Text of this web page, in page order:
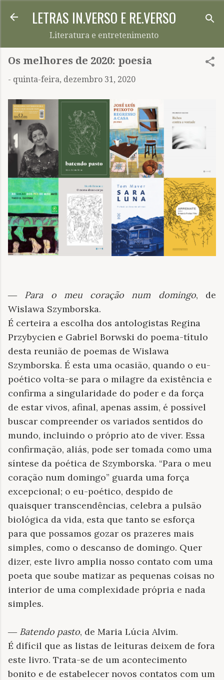
Pular para o conteúdo principal
LETRAS IN.VERSO E RE.VERSO
Literatura e entretenimento
Os melhores de 2020: poesia
- quinta-feira, dezembro 31, 2020
― Para o meu coração num domingo, de
Wislawa Szymborska.
É certeira a escolha dos antologistas Regina
Przybycien e Gabriel Borwski do poema-título
desta reunião de poemas de Wislawa
Szymborska. É esta uma ocasião, quando o eu-
poético volta-se para o milagre da existência e
confirma a singularidade do poder e da força
de estar vivos, afinal, apenas assim, é possível
buscar compreender os variados sentidos do
mundo, incluindo o próprio ato de viver. Essa
confirmação, aliás, pode ser tomada como uma
síntese da poética de Szymborska. “Para o meu
coração num domingo” guarda uma força
excepcional; o eu-poético, despido de
quaisquer transcendências, celebra a pulsão
biológica da vida, esta que tanto se esforça
para que possamos gozar os prazeres mais
simples, como o descanso de domingo. Quer
dizer, este livro amplia nosso contato com uma
poeta que soube matizar as pequenas coisas no
interior de uma complexidade própria e nada
simples.
― Batendo pasto, de Maria Lúcia Alvim.
É difícil que as listas de leituras deixem de fora
este livro. Trata-se de um acontecimento
bonito e de estabelecer novos contatos com um